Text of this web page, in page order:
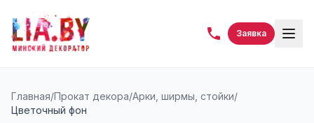
Заявка
Главная/Прокат декора/Арки, ширмы, стойки/
Цветочный фон